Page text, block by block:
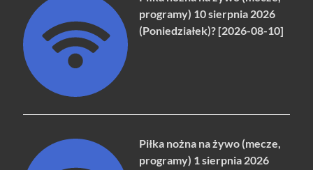
programy) 10 sierpnia 2026
(Poniedziałek)? [2026-08-10]
Piłka nożna na żywo (mecze,
programy) 1 sierpnia 2026